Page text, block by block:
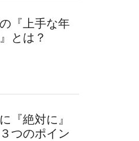
『上手な年
とは？
『絶対に』
つのポイン